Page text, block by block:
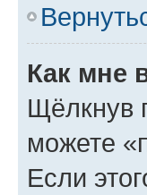
Как мне
Щёлкнув
можете
Если